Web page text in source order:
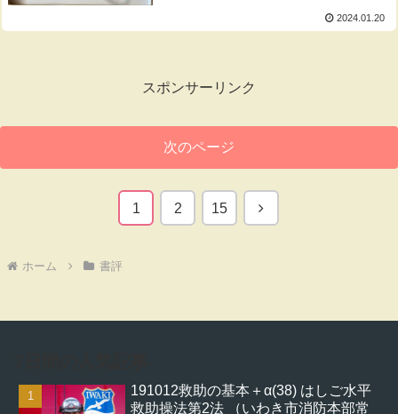
2024.01.20
スポンサーリンク
次のページ
1 2 15 次
ホーム 書評
191012救助の基本＋α(38) はしご水平
救助操法第2法 （いわき市消防本部常